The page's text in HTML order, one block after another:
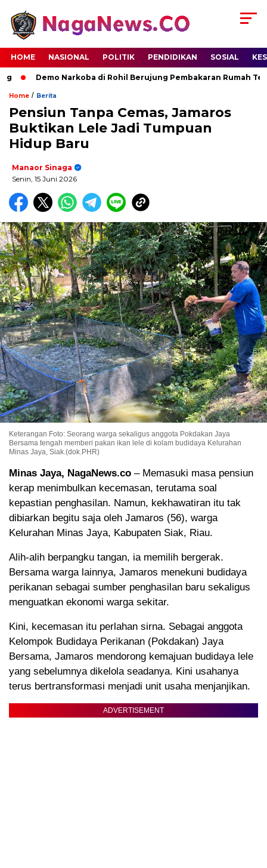
HOME NASIONAL POLITIK PENDIDIKAN SOSIAL
Demo Narkoba di Rohil Berujung Pembakaran Rumah
Home / Berita
Pensiun Tanpa Cemas, Jamaros
Buktikan Lele Jadi Tumpuan
Hidup Baru
Manaor Sinaga
Senin, 15 Juni 2026
Keterangan Foto: Seorang warga sekaligus anggota Pokdakan Jaya
Bersama tengah memberi pakan ikan lele di kolam budidaya Kelurahan
Minas Jaya, Siak.(dok.PHR)
Minas Jaya, NagaNews.co – Memasuki masa pensiun
kerap menimbulkan kecemasan, terutama soal
kepastian penghasilan. Namun, kekhawatiran itu tak
dibiarkan begitu saja oleh Jamaros (56), warga
Kelurahan Minas Jaya, Kabupaten Siak, Riau.
Alih-alih berpangku tangan, ia memilih bergerak.
Bersama warga lainnya, Jamaros menekuni budidaya
perikanan sebagai sumber penghasilan baru sekaligus
menguatkan ekonomi warga sekitar.
Kini, kecemasan itu perlahan sirna. Sebagai anggota
Kelompok Budidaya Perikanan (Pokdakan) Jaya
Bersama, Jamaros mendorong kemajuan budidaya lele
yang sebelumnya dikelola seadanya. Kini usahanya
terus bertransformasi menjadi unit usaha menjanjikan.
ADVERTISEMENT